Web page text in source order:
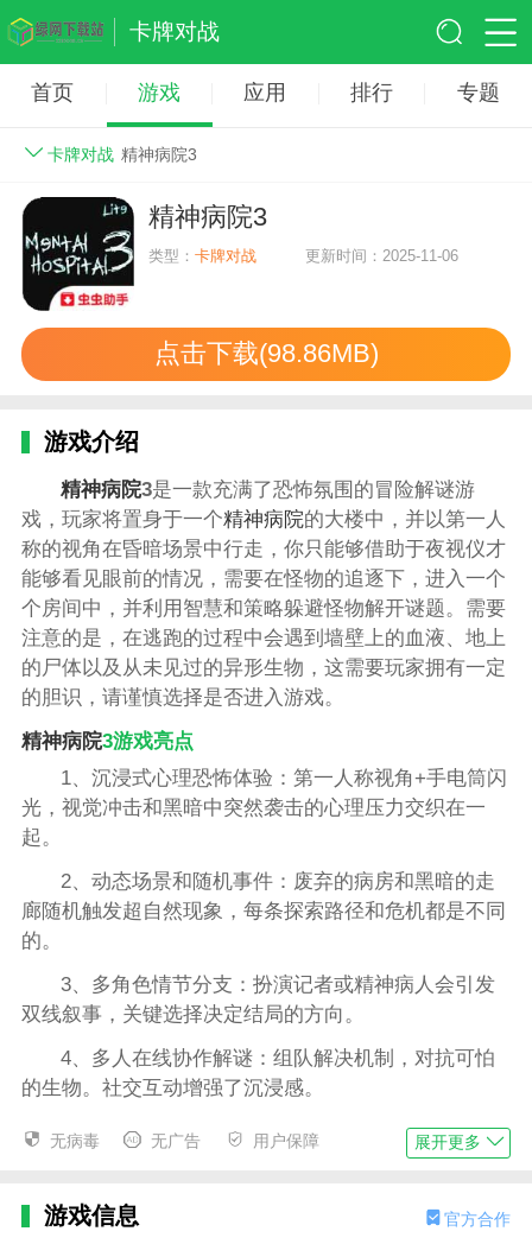
卡牌对战
首页 游戏 应用 排行 专题
卡牌对战 精神病院3
精神病院3
类型：卡牌对战 更新时间：2025-11-06
点击下载(98.86MB)
游戏介绍
精神病院3是一款充满了恐怖氛围的冒险解谜游
戏，玩家将置身于一个精神病院的大楼中，并以第一人
称的视角在昏暗场景中行走，你只能够借助于夜视仪才
能够看见眼前的情况，需要在怪物的追逐下，进入一个
个房间中，并利用智慧和策略躲避怪物解开谜题。需要
注意的是，在逃跑的过程中会遇到墙壁上的血液、地上
的尸体以及从未见过的异形生物，这需要玩家拥有一定
的胆识，请谨慎选择是否进入游戏。
精神病院3游戏亮点
1、沉浸式心理恐怖体验：第一人称视角+手电筒闪
光，视觉冲击和黑暗中突然袭击的心理压力交织在一
起。
2、动态场景和随机事件：废弃的病房和黑暗的走
廊随机触发超自然现象，每条探索路径和危机都是不同
的。
3、多角色情节分支：扮演记者或精神病人会引发
双线叙事，关键选择决定结局的方向。
4、多人在线协作解谜：组队解决机制，对抗可怕
的生物。社交互动增强了沉浸感。
精神病院
3第4关找出口怎么过
一件物品，于是我们又要逐一搜寻，要提醒的是，本次
的找到一样物品，还要躲避时刻会出来的敌人!出来后
无病毒 无广告 用户保障 展开更多
游戏信息 官方合作